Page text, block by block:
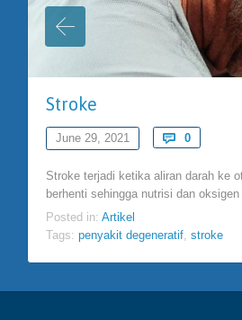
Stroke
June 29, 2021  0
Stroke terjadi ketika aliran darah ke
berhenti sehingga nutrisi dan oksigen
Posted in: Artikel
Tags: penyakit degeneratif, stroke